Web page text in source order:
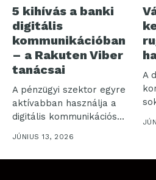
5 kihívás a banki
digitális
kommunikációban
– a Rakuten Viber
tanácsai
A pénzügyi szektor egyre
aktívabban használja a
digitális kommunikációs
csatornákat: a Rakuten...
JÚNIUS 13, 2026
A